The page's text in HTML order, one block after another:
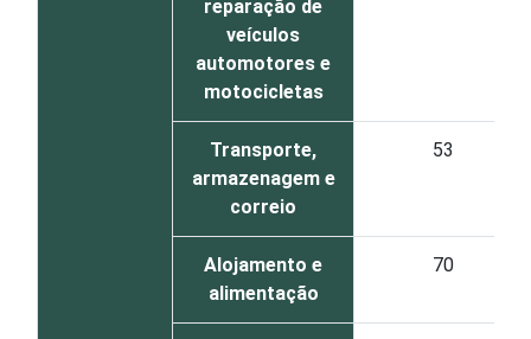
reparação de
veículos
automotores e
motocicletas
Transporte,
armazenagem e
correio
53
Alojamento e
alimentação
70